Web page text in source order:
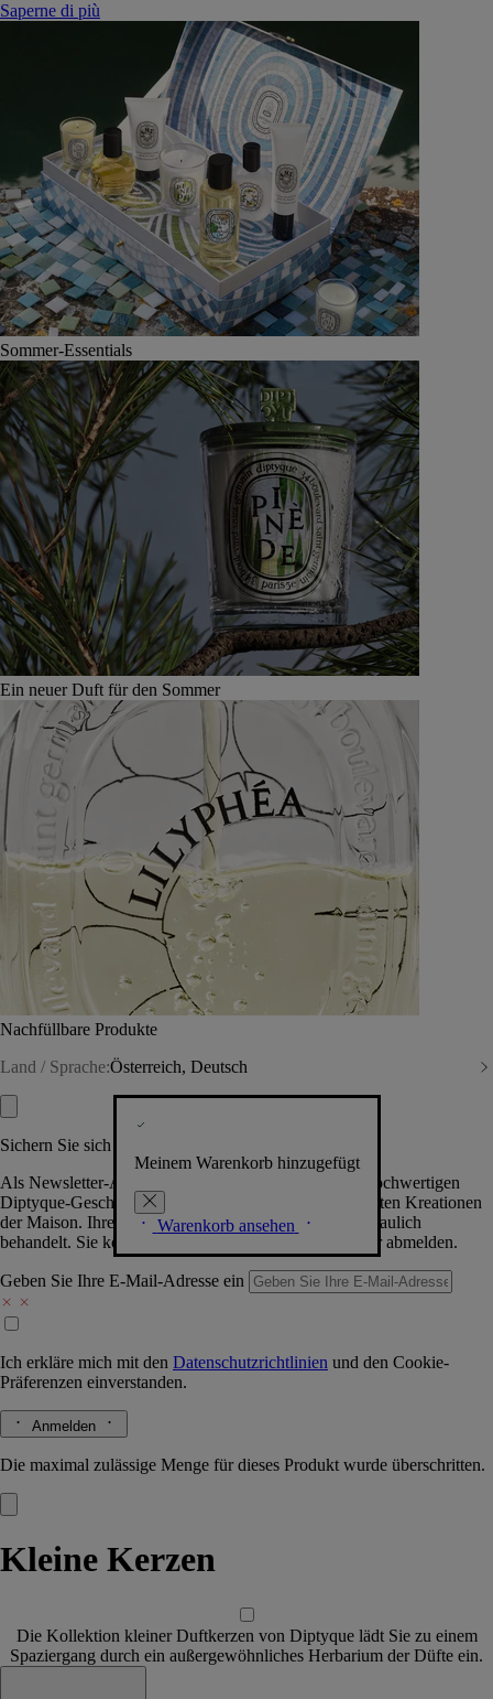
Saperne di più
Sommer-Essentials
Ein neuer Duft für den Sommer
Nachfüllbare Produkte
Land / Sprache:Österreich, Deutsch
Meinem Warenkorb hinzugefügt
Warenkorb ansehen
Sichern Sie sich exklusive Vorteile
Als Newsletter-Abonnent.in erhalten Sie Zugang zu hochwertigen
Diptyque-Geschenken, Events & News über die neuesten Kreationen
der Maison. Ihre Daten werden selbstverständlich vertraulich
behandelt. Sie können sich jederzeit problemlos wieder abmelden.
Geben Sie Ihre E-Mail-Adresse ein
Ich erkläre mich mit den Datenschutzrichtlinien und den Cookie-
Präferenzen einverstanden.
Anmelden
Die maximal zulässige Menge für dieses Produkt wurde überschritten.
Kleine Kerzen
Die Kollektion kleiner Duftkerzen von Diptyque lädt Sie zu einem
Spaziergang durch ein außergewöhnliches Herbarium der Düfte ein.